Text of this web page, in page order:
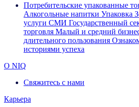
Потребительские упакованные
Алкогольные напитки Упаковка
услуги СМИ Государственный
торговля Малый и средний
длительного пользования
историями успеха
О NIQ
Свяжитесь с нами
Карьера